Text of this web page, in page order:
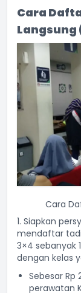
Cara
Langsung
Cara
1. Siapkan
mendaftar
3×4 sebanyak
dengan kelas
Sebesar
perawatan